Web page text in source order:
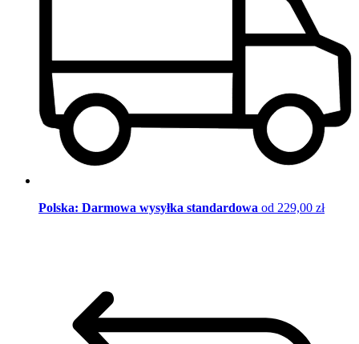
Polska: Darmowa wysyłka standardowa od 229,00 zł